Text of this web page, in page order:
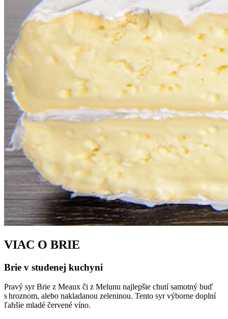
VIAC O BRIE
Brie v studenej kuchyni
Pravý syr Brie z Meaux či z Melunu najlepšie chutí samotný buď
s hroznom, alebo nakladanou zeleninou. Tento syr výborne doplní
ľahšie mladé červené víno.